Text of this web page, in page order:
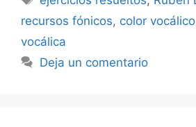
recursos fónicos, color vocálico
vocálica
Deja un comentario